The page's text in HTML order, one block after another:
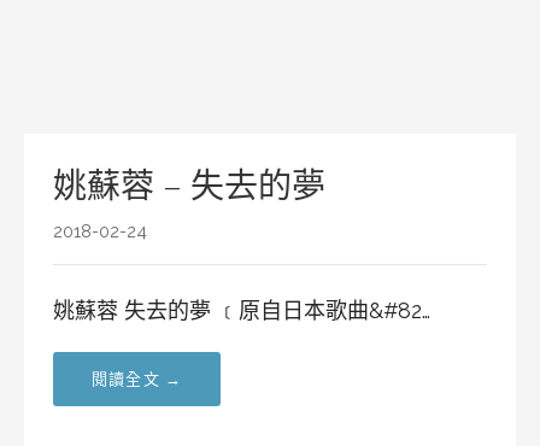
姚蘇蓉 – 失去的夢
2018-02-24
姚蘇蓉 失去的夢 ﹝原自日本歌曲&#82…
閱讀全文 →